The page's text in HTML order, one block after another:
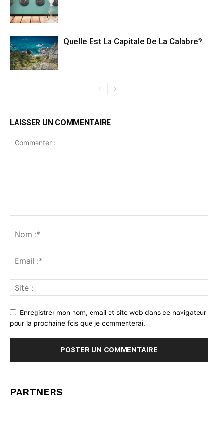
Quelle Est La Capitale De La Calabre?
LAISSER UN COMMENTAIRE
Enregistrer mon nom, email et site web dans ce navigateur
pour la prochaine fois que je commenterai.
PARTNERS